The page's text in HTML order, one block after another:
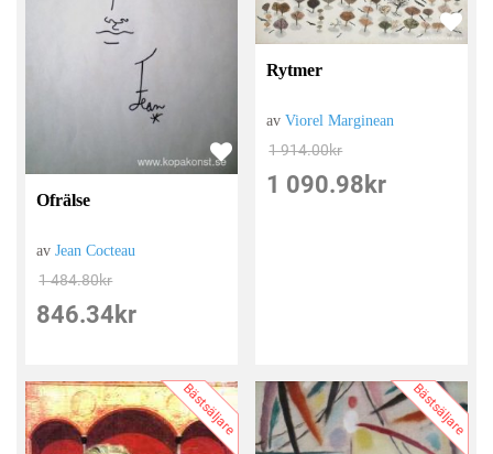
Ofrälse
avJean Cocteau
1 484.80kr
846.34 kr
Rytmer
avViorel Marginean
1 914.00kr
1 090.98 kr
Bästsäljare Bästsäljare